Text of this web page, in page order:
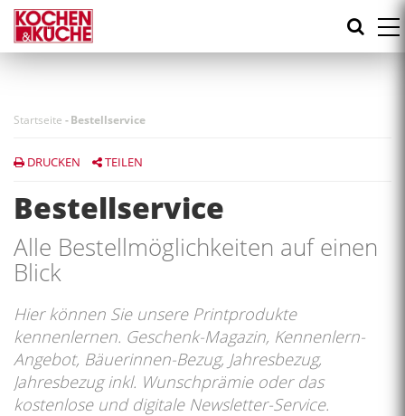
Direkt
zum
Inhalt
Startseite -Bestellservice
DRUCKEN TEILEN
Bestellservice
Alle Bestellmöglichkeiten auf einen
Blick
Hier können Sie unsere Printprodukte
kennenlernen. Geschenk-Magazin, Kennenlern-
Angebot, Bäuerinnen-Bezug, Jahresbezug,
Jahresbezug inkl. Wunschprämie oder das
kostenlose und digitale Newsletter-Service.